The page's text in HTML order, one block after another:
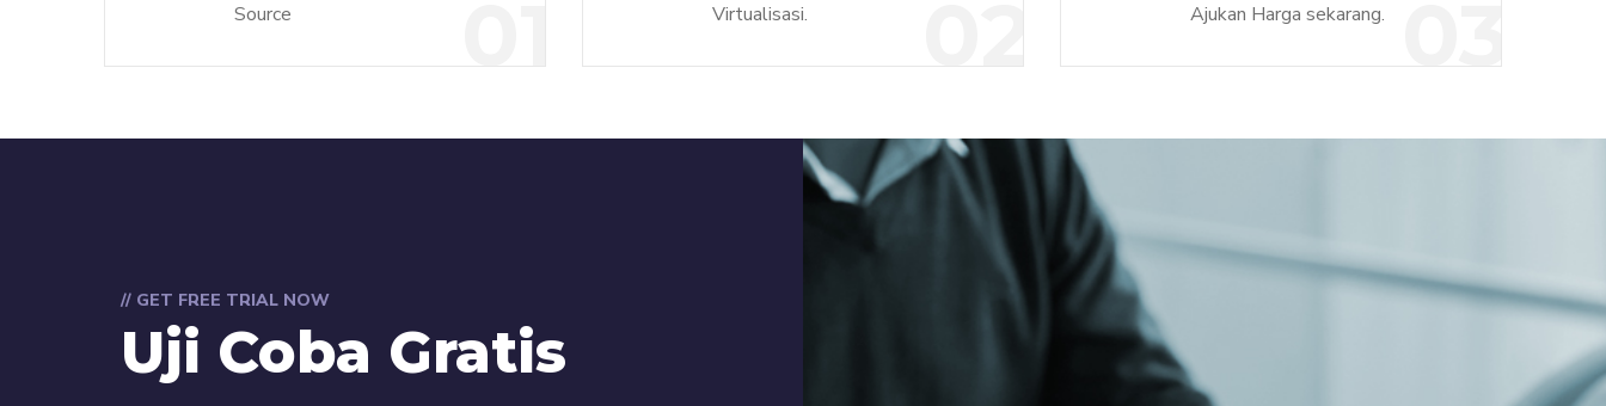
Source
Virtualisasi.
Ajukan Harga sekarang.
// GET FREE TRIAL NOW
Uji Coba Gratis